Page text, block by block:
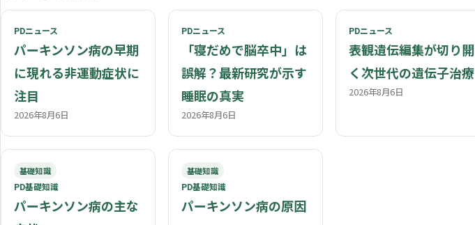
PDニュース
パーキンソン病の早期
に現れる非運動症状に
注目
2026年8月6日
PDニュース
「寝だめで脳卒中」は
誤解？最新研究が示す
睡眠の真実
2026年8月6日
PDニュース
表観遺伝編集が切り開
く次世代の遺伝子治療
2026年8月6日
基礎知識
PD基礎知識
パーキンソン病の主な
基礎知識
PD基礎知識
パーキンソン病の原因